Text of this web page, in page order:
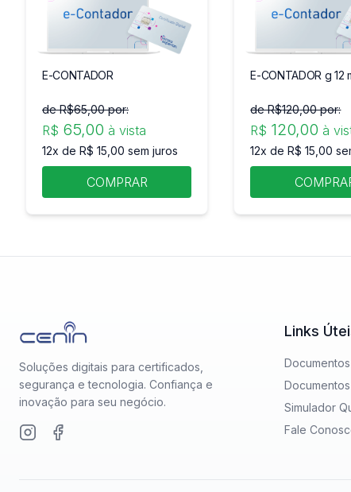
E-CONTADOR
de R$65,00 por:
R$ 65,00 à vista
12x de R$ 15,00 sem juros
COMPRAR
E-CONTADOR g 12
de R$120,00 por:
R$ 120,00 à
12x de R$ 15,00
Soluções digitais para certificados,
segurança e tecnologia. Confiança e
inovação para seu negócio.
Links
Simulador
Fale